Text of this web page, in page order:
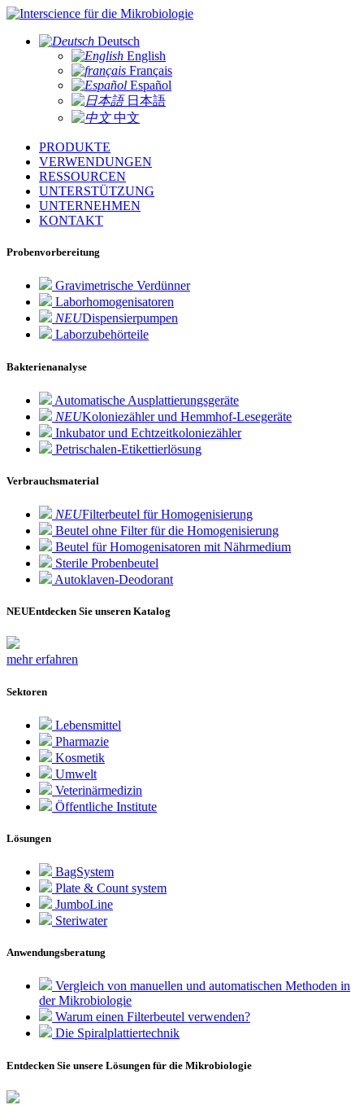
für die Mikrobiologie
Deutsch
English
Français
Español
日本語
中文
PRODUKTE
VERWENDUNGEN
RESSOURCEN
UNTERSTÜTZUNG
UNTERNEHMEN
KONTAKT
Probenvorbereitung
Gravimetrische Verdünner
Laborhomogenisatoren
NEUDispensierpumpen
Laborzubehörteile
Bakterienanalyse
Automatische Ausplattierungsgeräte
NEUKoloniezähler und Hemmhof-Lesegeräte
Inkubator und Echtzeitkoloniezähler
Petrischalen-Etikettierlösung
Verbrauchsmaterial
NEUFilterbeutel für Homogenisierung
Beutel ohne Filter für die Homogenisierung
Beutel für Homogenisatoren mit Nährmedium
Sterile Probenbeutel
Autoklaven-Deodorant
NEUEntdecken Sie unseren Katalog
mehr erfahren
Sektoren
Lebensmittel
Pharmazie
Kosmetik
Umwelt
Veterinärmedizin
Öffentliche Institute
Lösungen
BagSystem
Plate & Count system
JumboLine
Steriwater
Anwendungsberatung
Vergleich von manuellen und automatischen Methoden in
der Mikrobiologie
Warum einen Filterbeutel verwenden?
Die Spiralplattier­technik
Entdecken Sie unsere Lösungen für die Mikrobiologie